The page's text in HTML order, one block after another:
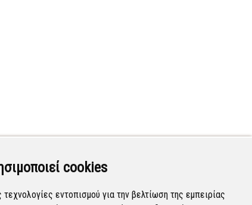
cookies
εντοπισμού για την βελτίωση της εμπειρίας